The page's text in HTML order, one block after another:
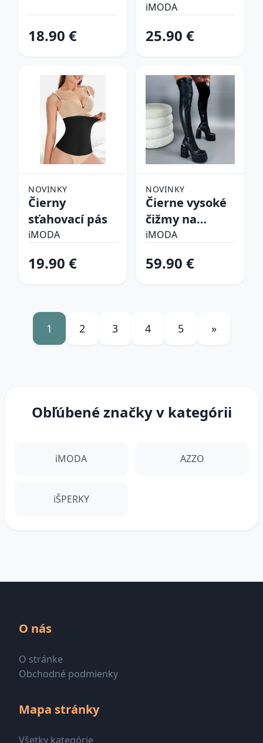
18.90 €
iMODA
25.90 €
NOVINKY
Čierny
sťahovací pás
iMODA
19.90 €
NOVINKY
Čierne vysoké
čižmy na
platforme
iMODA
59.90 €
1 2 3 4 5 »
Obľúbené značky v kategórii
iMODA AZZO
iŠPERKY
O nás
O stránke
Obchodné podmienky
Mapa stránky
Všetky kategórie